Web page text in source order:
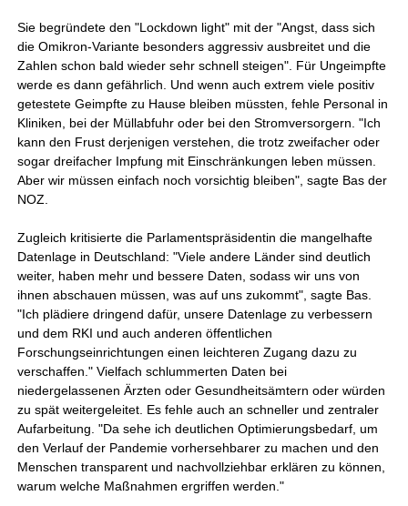
Sie begründete den "Lockdown light" mit der "Angst, dass sich
die Omikron-Variante besonders aggressiv ausbreitet und die
Zahlen schon bald wieder sehr schnell steigen". Für Ungeimpfte
werde es dann gefährlich. Und wenn auch extrem viele positiv
getestete Geimpfte zu Hause bleiben müssten, fehle Personal in
Kliniken, bei der Müllabfuhr oder bei den Stromversorgern. "Ich
kann den Frust derjenigen verstehen, die trotz zweifacher oder
sogar dreifacher Impfung mit Einschränkungen leben müssen.
Aber wir müssen einfach noch vorsichtig bleiben", sagte Bas der
NOZ.
Zugleich kritisierte die Parlamentspräsidentin die mangelhafte
Datenlage in Deutschland: "Viele andere Länder sind deutlich
weiter, haben mehr und bessere Daten, sodass wir uns von
ihnen abschauen müssen, was auf uns zukommt", sagte Bas.
"Ich plädiere dringend dafür, unsere Datenlage zu verbessern
und dem RKI und auch anderen öffentlichen
Forschungseinrichtungen einen leichteren Zugang dazu zu
verschaffen." Vielfach schlummerten Daten bei
niedergelassenen Ärzten oder Gesundheitsämtern oder würden
zu spät weitergeleitet. Es fehle auch an schneller und zentraler
Aufarbeitung. "Da sehe ich deutlichen Optimierungsbedarf, um
den Verlauf der Pandemie vorhersehbarer zu machen und den
Menschen transparent und nachvollziehbar erklären zu können,
warum welche Maßnahmen ergriffen werden."